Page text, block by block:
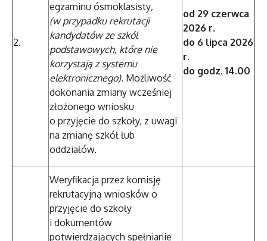
2.
egzaminu ósmoklasisty,
(w przypadku rekrutacji
kandydatów ze szkól
podstawowych, które nie
korzystają z systemu
elektronicznego). Możliwość
dokonania zmiany wcześniej
złożonego wniosku
o przyjęcie do szkoły, z uwagi
na zmianę szkół łub
oddziałów.
od 29 czerwca
2026 r.
do 6 lipca 2026
r.
do godz. 14.00
Weryfikacja przez komisję
rekrutacyjną wniosków o
przyjęcie do szkoły
i dokumentów
potwierdzających spełnianie